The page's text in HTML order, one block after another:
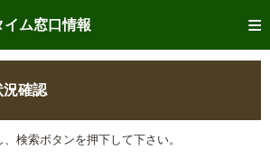
イム窓口情報
況確認
検索ボタンを押下して下さい。